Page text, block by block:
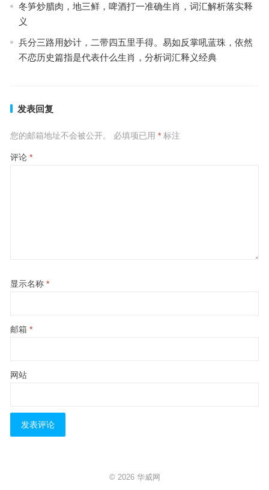
冬笋炒腊肉，地三鲜，啤酒打一准确生肖，词汇解析落实释
义
兵分三路用妙计，二带四五里手得。易如反掌吼蓝珠，依然
不恋历史篇指是代表什么生肖，分析词汇释义经典
发表回复
您的邮箱地址不会被公开。 必填项已用 *标注
评论 *
显示名称 *
邮箱 *
网站
© 2026 华威网